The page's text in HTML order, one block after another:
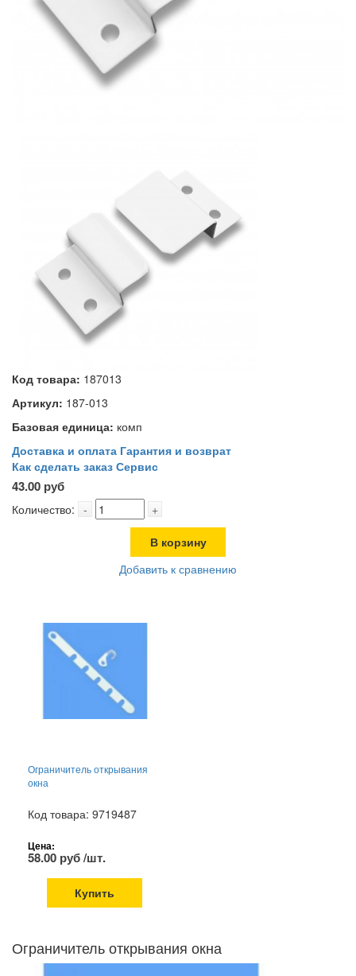
Код товара: 187013
Артикул: 187-013
Базовая единица: комп
Доставка и оплата Гарантия и возврат
Как сделать заказ Сервис
43.00 руб
Количество: - +
В корзину
Добавить к сравнению
Ограничитель открывания
окна
Код товара: 9719487
Цена:
58.00 руб /шт.
Купить
Ограничитель открывания окна